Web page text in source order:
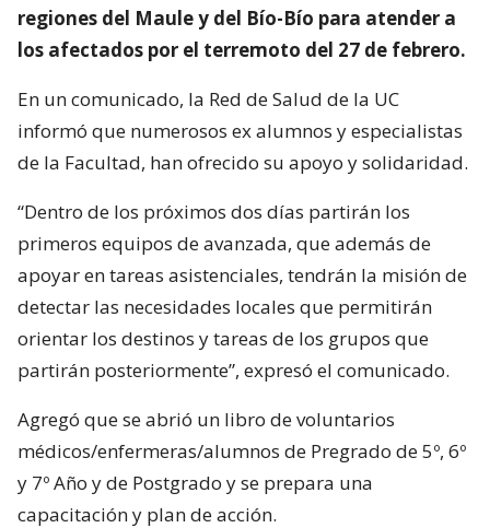
regiones del Maule y del Bío-Bío para atender a
los afectados por el terremoto del 27 de febrero.
En un comunicado, la Red de Salud de la UC
informó que numerosos ex alumnos y especialistas
de la Facultad, han ofrecido su apoyo y solidaridad.
“Dentro de los próximos dos días partirán los
primeros equipos de avanzada, que además de
apoyar en tareas asistenciales, tendrán la misión de
detectar las necesidades locales que permitirán
orientar los destinos y tareas de los grupos que
partirán posteriormente”, expresó el comunicado.
Agregó que se abrió un libro de voluntarios
médicos/enfermeras/alumnos de Pregrado de 5º, 6º
y 7º Año y de Postgrado y se prepara una
capacitación y plan de acción.